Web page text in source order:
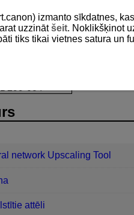
network Upscaling Tool
attēli
izmanto sīkdatnes,
uzzinātšeit. Noklikšķinot
tiks tikai vietnes satura un